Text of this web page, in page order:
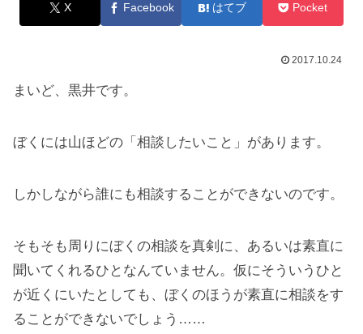
X Facebook はてブ Pocket
2017.10.24
まいど、黒井です。
ぼくには山ほどの「相談したいこと」があります。
しかしながら誰にも相談することができないのです。
そもそも周りにぼくの相談を真剣に、あるいは素直に
聞いてくれるひとなんていません。仮にそういうひと
が近くにいたとしても、ぼくのほうが素直に相談をす
ることができないでしょう……